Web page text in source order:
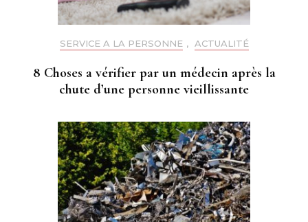
SERVICE A LA PERSONNE , ACTUALITÉ
8 Choses a vérifier par un médecin après la
chute d’une personne vieillissante